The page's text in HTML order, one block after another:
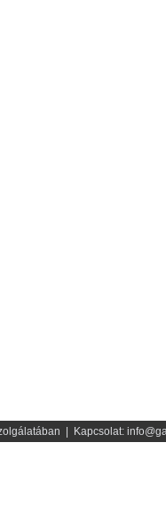
| Kapcsolat: